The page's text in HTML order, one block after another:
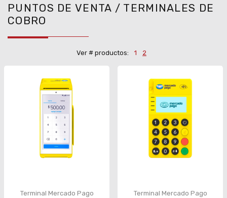
PUNTOS DE VENTA / TERMINALES DE
COBRO
Ver # productos: 1 2
Terminal Mercado Pago
Terminal Mercado Pago